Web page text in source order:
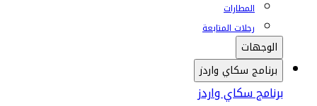
المطارات
رحلات المتابعة
الوجهات
برنامج سكاي واردز
برنامج سكاي واردز